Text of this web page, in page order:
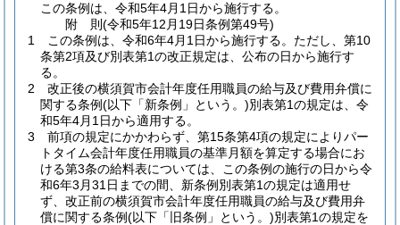
この条例は、令和5年4月1日から施行する。
附 則(令和5年12月19日条例第49号)
1
この条例は、令和6年4月1日から施行する。 ただし、第10
条第2項及び別表第1の改正規定は、公布の日から施行す
る。
2
改正後の横須賀市会計年度任用職員の給与及び費用弁償に
関する条例(以下「新条例」という。)別表第1の規定は、令
和5年4月1日から適用する。
3
前項の規定にかかわらず、第15条第4項の規定によりパー
トタイム会計年度任用職員の基準月額を算定する場合にお
ける第3条の給料表については、この条例の施行の日から令
和6年3月31日までの間、新条例別表第1の規定は適用せ
ず、改正前の横須賀市会計年度任用職員の給与及び費用弁
償に関する条例(以下「旧条例」という。)別表第1の規定を